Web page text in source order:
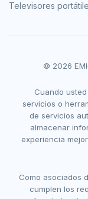
Televisores
© 2026
Cuando
servicios o
de servicios
almacenar
experiencia
Como asociados
cumplen los